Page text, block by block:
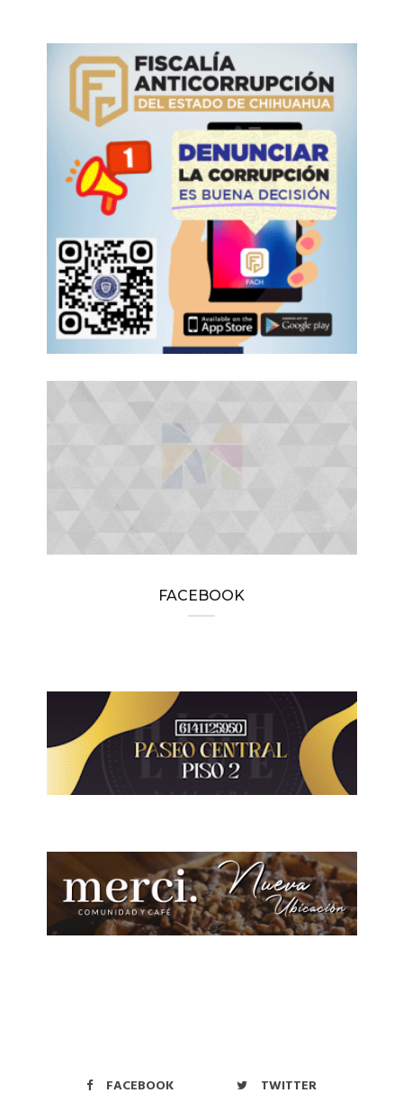
FACEBOOK
FACEBOOK TWITTER